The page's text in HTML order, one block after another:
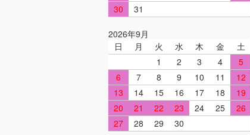
30
31
2026年9月
日
月 火 水 木 金
土
1
2 3 4
5
6
7 8 9 10 11
12
13
14 15 16 17 18
19
20
21 22 23 24 25
26
27
28 29 30